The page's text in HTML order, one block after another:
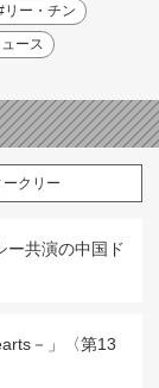
リー・チン
ース
ークリー
ー共演の中国ド
－」〈第13